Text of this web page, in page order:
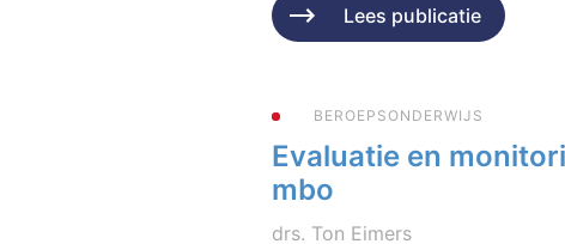
Lees publicatie
BEROEPSONDERWIJS
Evaluatie en
mbo
drs. Ton Eimers